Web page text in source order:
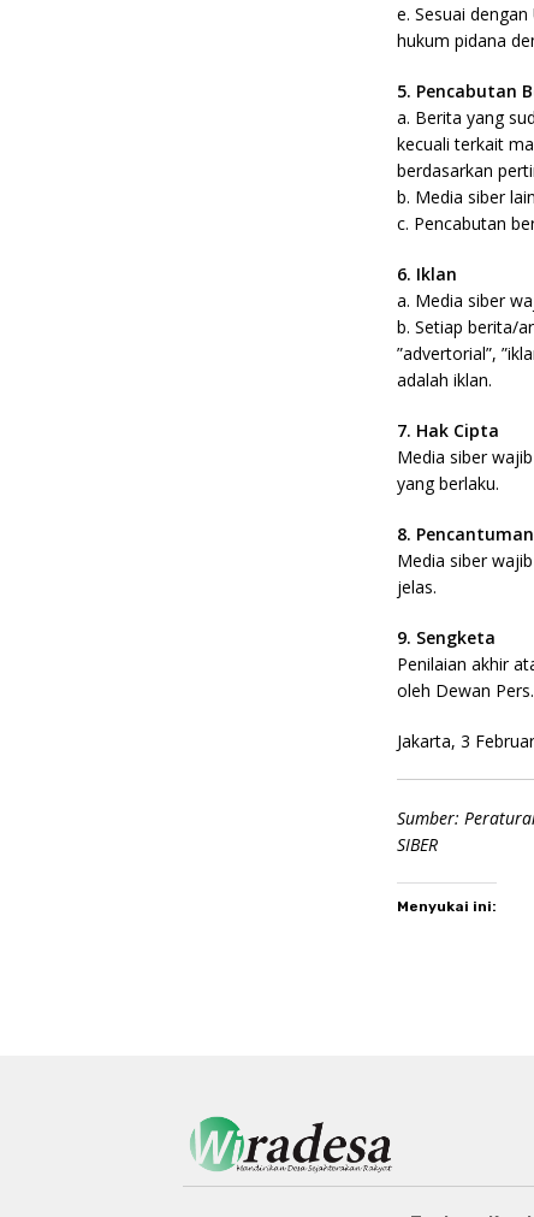
e. Sesuai
hukum pidana
5. Pencabutan
a. Berita yang
kecuali terkait
berdasarkan
b. Media siber
c. Pencabutan
6. Iklan
a. Media siber
b. Setiap berita/
”advertorial”,
adalah iklan.
7. Hak Cipta
Media siber
yang berlaku.
8.
Media siber
jelas.
9. Sengketa
Penilaian akhir
oleh Dewan Pers.
Jakarta, 3
Sumber:
SIBER
Menyukai ini: